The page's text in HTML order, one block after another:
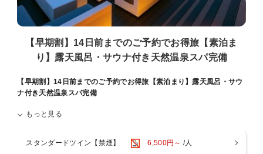
す。
■大阪府条例により、1人1泊あたり宿泊税（最大500円）を別途頂戴い
たします。
■1人1泊あたり150円の大阪市入湯税（小学生以下は不要）を別途頂戴
いたします。
■駐車場は有料でございます。ご予約制ではございません。
【早期割】14日前までのご予約でお得旅【素泊ま
り】露天風呂・サウナ付き天然温泉スパ完備
【早期割】14日前までのご予約でお得旅【素泊まり】露天風呂・サウ
ナ付き天然温泉スパ完備
※※ご予約は14日前までがお得！インターネット予約限定 早期割素泊
大阪ベイを望む広大なテラスと天然温泉の大浴場を備えた都市型リゾ
もっと見る
スタンダードツイン【禁煙】 6,500円～ /人